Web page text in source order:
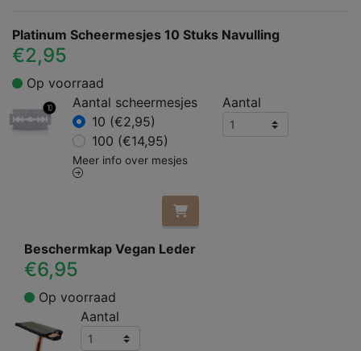
Platinum Scheermesjes 10 Stuks Navulling
€2,95
Op voorraad
Aantal scheermesjes
10 (€2,95)
100 (€14,95)
Meer info over mesjes
Aantal
Beschermkap Vegan Leder
€6,95
Op voorraad
Aantal